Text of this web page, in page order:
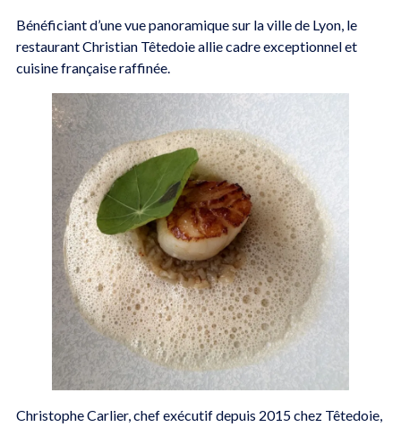
Bénéficiant d’une vue panoramique sur la ville de Lyon, le
restaurant Christian Têtedoie allie cadre exceptionnel et
cuisine française raffinée.
Christophe Carlier, chef exécutif depuis 2015 chez Têtedoie,